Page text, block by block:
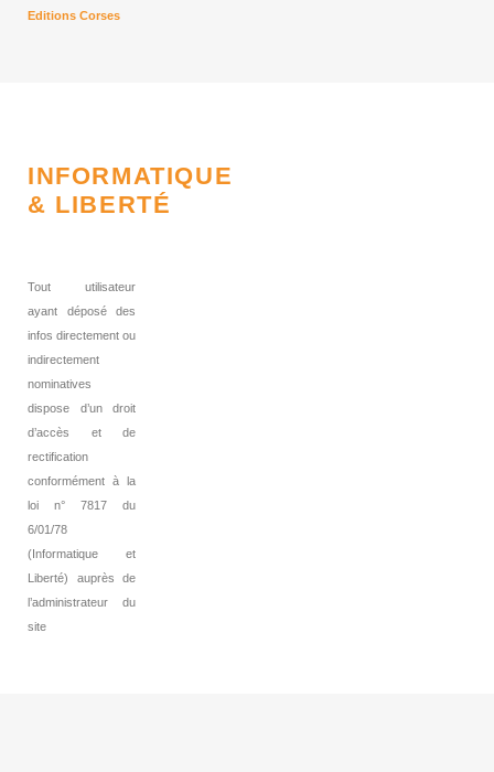
Editions Corses
INFORMATIQUE
& LIBERTÉ
Tout utilisateur
ayant déposé des
infos directement ou
indirectement
nominatives
dispose d’un droit
d’accès et de
rectification
conformément à la
loi n° 7817 du
6/01/78
(Informatique et
Liberté) auprès de
l’administrateur du
site